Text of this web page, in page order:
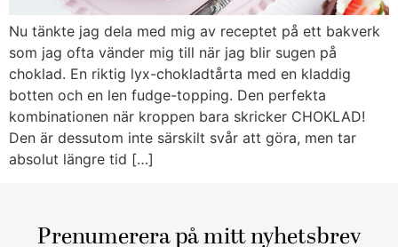
Nu tänkte jag dela med mig av receptet på ett bakverk
som jag ofta vänder mig till när jag blir sugen på
choklad. En riktig lyx-chokladtårta med en kladdig
botten och en len fudge-topping. Den perfekta
kombinationen när kroppen bara skricker CHOKLAD!
Den är dessutom inte särskilt svår att göra, men tar
absolut längre tid […]
Prenumerera på mitt nyhetsbrev